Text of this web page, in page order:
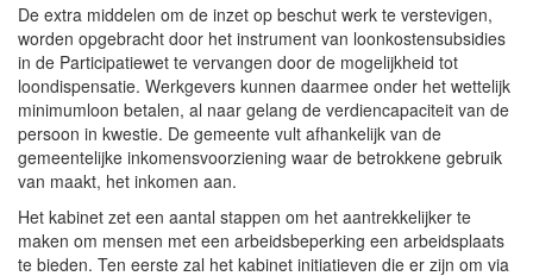
De extra middelen om de inzet op beschut werk te verstevigen,
worden opgebracht door het instrument van loonkostensubsidies
in de Participatiewet te vervangen door de mogelijkheid tot
loondispensatie. Werkgevers kunnen daarmee onder het wettelijk
minimumloon betalen, al naar gelang de verdiencapaciteit van de
persoon in kwestie. De gemeente vult afhankelijk van de
gemeentelijke inkomensvoorziening waar de betrokkene gebruik
van maakt, het inkomen aan.
Het kabinet zet een aantal stappen om het aantrekkelijker te
maken om mensen met een arbeidsbeperking een arbeidsplaats
te bieden. Ten eerste zal het kabinet initiatieven die er zijn om via